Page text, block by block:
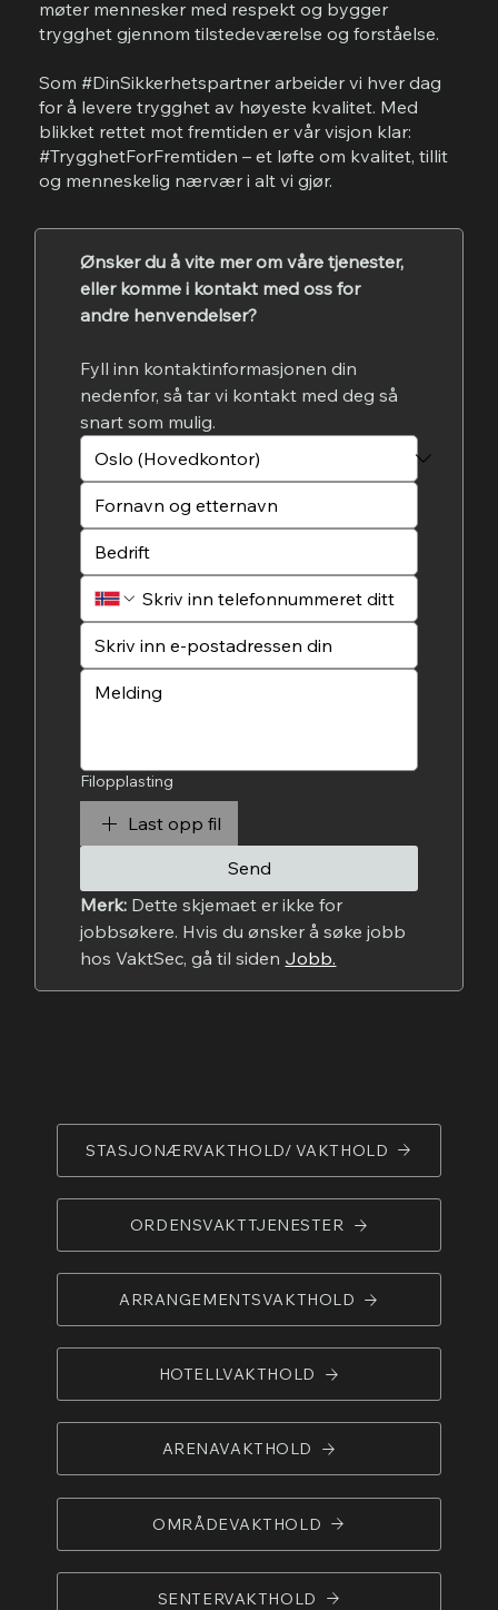
møter mennesker med respekt og bygger
trygghet gjennom tilstedeværelse og forståelse.
Som #DinSikkerhetspartner arbeider vi hver dag
for å levere trygghet av høyeste kvalitet. Med
blikket rettet mot fremtiden er vår visjon klar:
#TrygghetForFremtiden – et løfte om kvalitet, tillit
og menneskelig nærvær i alt vi gjør.
Ønsker du å vite mer om våre tjenester,
eller komme i kontakt med oss for
andre henvendelser?
Fyll inn kontaktinformasjonen din
nedenfor, så tar vi kontakt med deg så
snart som mulig.
Filopplasting
Last opp fil
Send
Merk: Dette skjemaet er ikke for
jobbsøkere. Hvis du ønsker å søke jobb
hos VaktSec, gå til siden Jobb.
STASJONÆRVAKTHOLD/ VAKTHOLD
ORDENSVAKTTJENESTER
ARRANGEMENTSVAKTHOLD
HOTELLVAKTHOLD
ARENAVAKTHOLD
OMRÅDEVAKTHOLD
SENTERVAKTHOLD